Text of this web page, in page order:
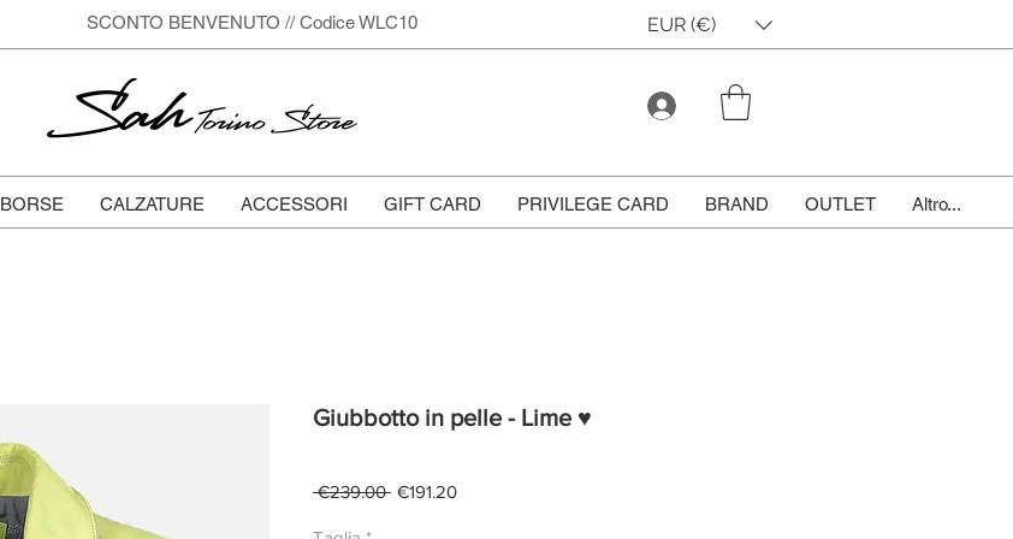
SCONTO BENVENUTO // Codice WLC10 EUR (€)
SahTorino Store
BORSE CALZATURE ACCESSORI GIFT CARD PRIVILEGE CARD BRAND OUTLET Altro...
Giubbotto in pelle - Lime ♥
€239.00 Regular
€191.20Sale